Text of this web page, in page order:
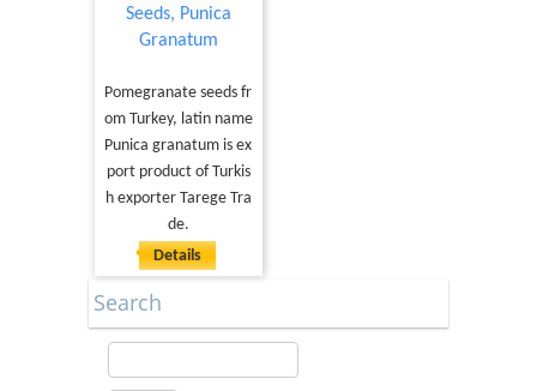
Seeds, Punica
Granatum
Pomegranate seeds fr
om Turkey, latin name
Punica granatum is ex
port product of Turkis
h exporter Tarege Tra
de.
Details
Search